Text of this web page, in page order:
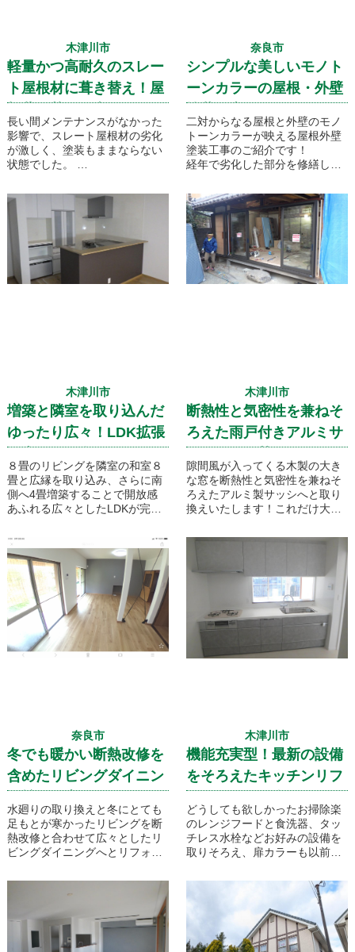
木津川市
軽量かつ高耐久のスレー
ト屋根材に葺き替え！屋
長い間メンテナンスがなかった
影響で、スレート屋根材の劣化
が激しく、塗装もままならない
状態でした。
以前と同じスレート屋根材であ
るケイミューのグラッサシリー
ズに葺き替える事になりまし
た。
奈良市
シンプルな美しいモノト
ーンカラーの屋根・外壁
二対からなる屋根と外壁のモノ
トーンカラーが映える屋根外壁
塗装工事のご紹介です！
経年で劣化した部分を修繕し、
なおしました。
木津川市
増築と隣室を取り込んだ
ゆったり広々！LDK拡張
８畳のリビングを隣室の和室８
畳と広縁を取り込み、さらに南
側へ4畳増築することで開放感
あふれる広々としたLDKが完成
もと別のお部屋に配置されてい
ましたが今回、床下に新たな配
管を設置しリビングダイニング
と一体化することで快適な対面
キッチンが実現いたしました！
木津川市
断熱性と気密性を兼ねそ
ろえた雨戸付きアルミサ
隙間風が入ってくる木製の大き
な窓を断熱性と気密性を兼ねそ
ろえたアルミ製サッシへと取り
換えいたします！これだけ大き
ね。
奈良市
冬でも暖かい断熱改修を
含めたリビングダイニン
水廻りの取り換えと冬にとても
足もとが寒かったリビングを断
熱改修と合わせて広々としたリ
ビングダイニングへとリフォー
撤去することができなかった柱
はそのまま残し、リビングの解
放感を演出するため壁を撤去し
鋼製ブレースで補強を行いまし
木津川市
機能充実型！最新の設備
をそろえたキッチンリフ
どうしても欲しかったお掃除楽
のレンジフードと食洗器、タッ
チレス水栓などお好みの設備を
取りそろえ、扉カラーも以前か
入れて夢のかなったキッチンリ